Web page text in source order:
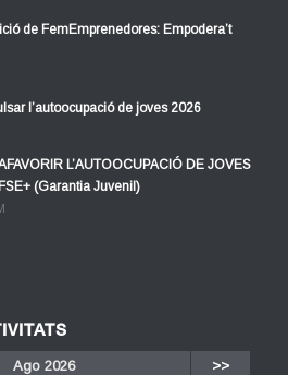
de FemEmprenedores: Empodera’t
l’autoocupació de joves 2026
L’AUTOOCUPACIÓ DE JOVES
(Garantia Juvenil)
Ago 2026
>>